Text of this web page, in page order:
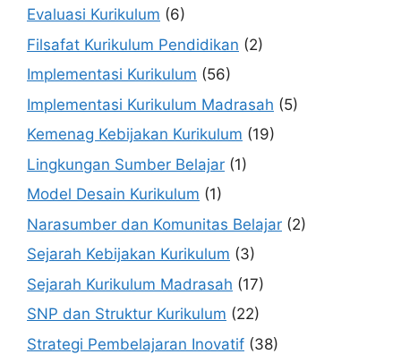
Evaluasi Kurikulum (6)
Filsafat Kurikulum Pendidikan (2)
Implementasi Kurikulum (56)
Implementasi Kurikulum Madrasah (5)
Kemenag Kebijakan Kurikulum (19)
Lingkungan Sumber Belajar (1)
Model Desain Kurikulum (1)
Narasumber dan Komunitas Belajar (2)
Sejarah Kebijakan Kurikulum (3)
Sejarah Kurikulum Madrasah (17)
SNP dan Struktur Kurikulum (22)
Strategi Pembelajaran Inovatif (38)